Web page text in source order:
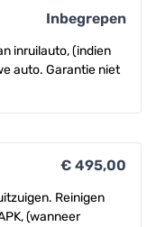
Inbegrepen
inruilauto, (indien
auto. Garantie niet
€ 495,00
Reinigen
(wanneer